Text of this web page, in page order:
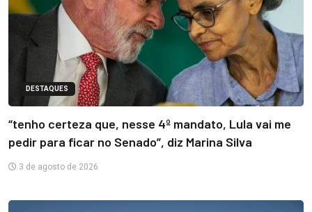
DESTAQUES
“tenho certeza que, nesse 4º mandato, Lula vai me
pedir para ficar no Senado”, diz Marina Silva
3 de agosto de 2026